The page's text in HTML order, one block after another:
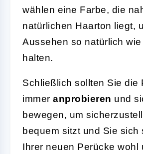
wählen eine Farbe, die
natürlichen Haarton liegt,
Aussehen so natürlich
halten.
Schließlich sollten Sie die
immer anprobieren und
bewegen, um
bequem sitzt und Sie sich
Ihrer neuen Perücke wohl